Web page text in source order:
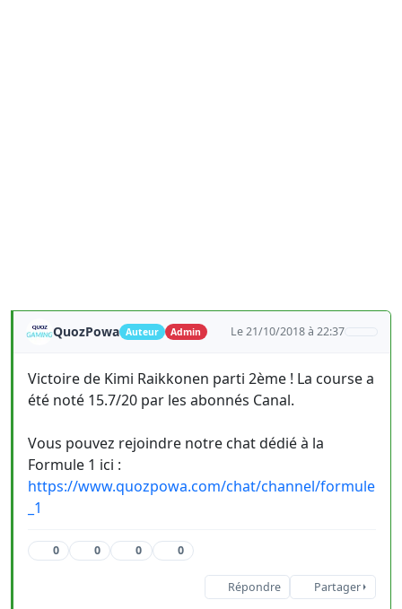
QuozPowa Auteur Admin Le 21/10/2018 à 22:37
Victoire de Kimi Raikkonen parti 2ème ! La course a
été noté 15.7/20 par les abonnés Canal.
Vous pouvez rejoindre notre chat dédié à la
Formule 1 ici :
https://www.quozpowa.com/chat/channel/formule
_1
0 0 0 0
Répondre Partager